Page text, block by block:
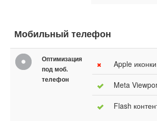
Мобильный телефон
Оптимизация
под моб.
телефон
Apple иконки
Meta
Flash